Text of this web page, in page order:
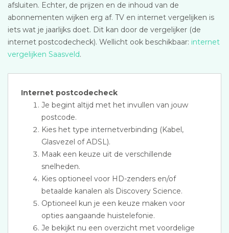
afsluiten. Echter, de prijzen en de inhoud van de
abonnementen wijken erg af. TV en internet vergelijken is
iets wat je jaarlijks doet. Dit kan door de vergelijker (de
internet postcodecheck). Wellicht ook beschikbaar: internet
vergelijken Saasveld.
Internet postcodecheck
Je begint altijd met het invullen van jouw
postcode.
Kies het type internetverbinding (Kabel,
Glasvezel of ADSL).
Maak een keuze uit de verschillende
snelheden.
Kies optioneel voor HD-zenders en/of
betaalde kanalen als Discovery Science.
Optioneel kun je een keuze maken voor
opties aangaande huistelefonie.
Je bekijkt nu een overzicht met voordelige